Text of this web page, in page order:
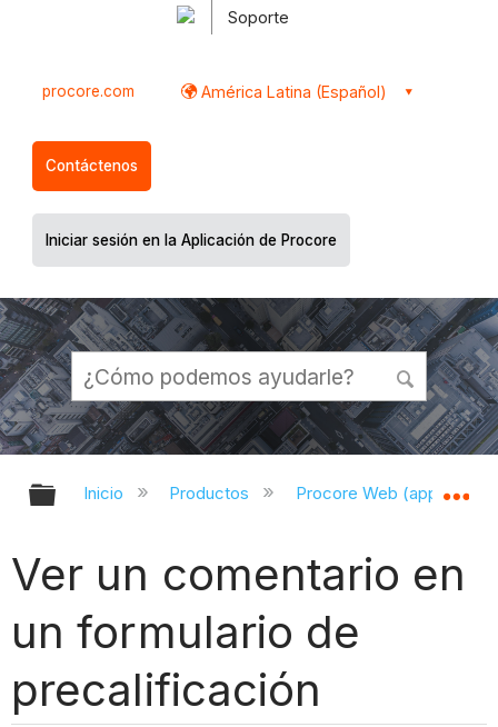
Soporte
procore.com América Latina (Español)
Contáctenos
Iniciar sesión en la Aplicación de Procore
Expandir/contraer jerarquía global
Inicio Productos Procore Web
Ver un comentario en
un formulario de
precalificación